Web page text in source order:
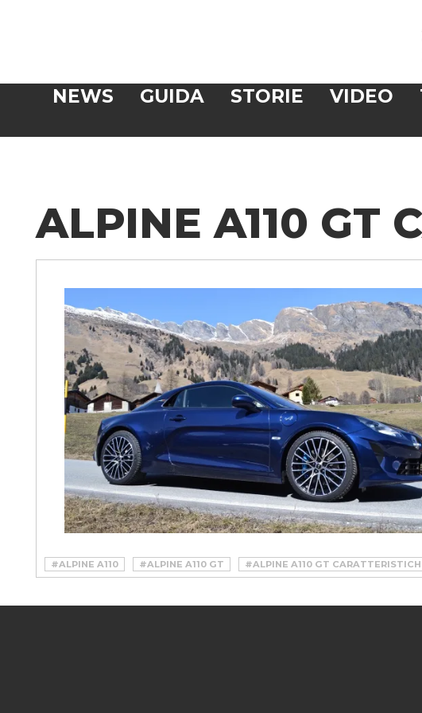
NEWS GUIDA STORIE VIDEO
ALPINE A110 GT
#ALPINE A110 #ALPINE A110 GT #ALPINE A110 GT
#ALPINE A110 GT PRESTAZIONI
#ALPINE A110 GT PROVA #ALPINE